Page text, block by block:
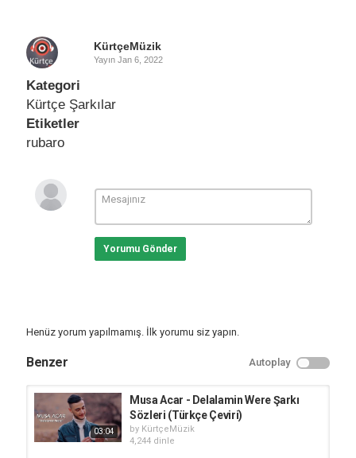
KürtçeMüzik
Yayın Jan 6, 2022
Kategori
Kürtçe Şarkılar
Etiketler
rubaro
Yorumu Gönder
Henüz yorum yapılmamış. İlk yorumu siz yapın.
Benzer Autoplay
03:04
Musa Acar - Delalamin Were Şarkı
Sözleri (Türkçe Çeviri)
by KürtçeMüzik
4,244 dinle